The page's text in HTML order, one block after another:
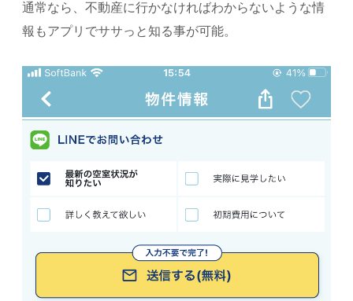
通常なら、不動産に行かなければわからないような情
報もアプリでササっと知る事が可能。